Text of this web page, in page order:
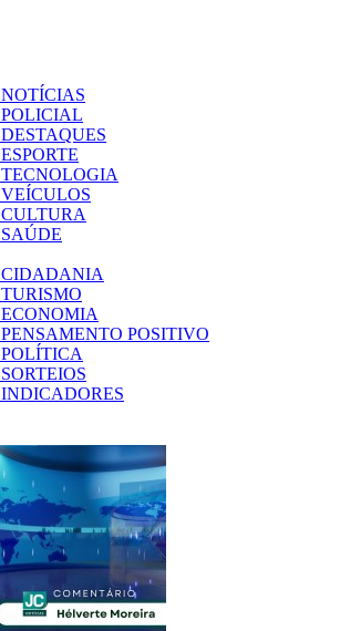
NOTÍCIAS
POLICIAL
DESTAQUES
ESPORTE
TECNOLOGIA
VEÍCULOS
CULTURA
SAÚDE
CIDADANIA
TURISMO
ECONOMIA
PENSAMENTO POSITIVO
POLÍTICA
SORTEIOS
INDICADORES